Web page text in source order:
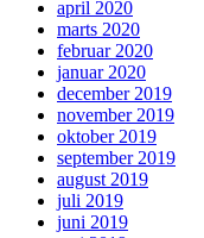
april 2020
marts 2020
februar 2020
januar 2020
december 2019
november 2019
oktober 2019
september 2019
august 2019
juli 2019
juni 2019